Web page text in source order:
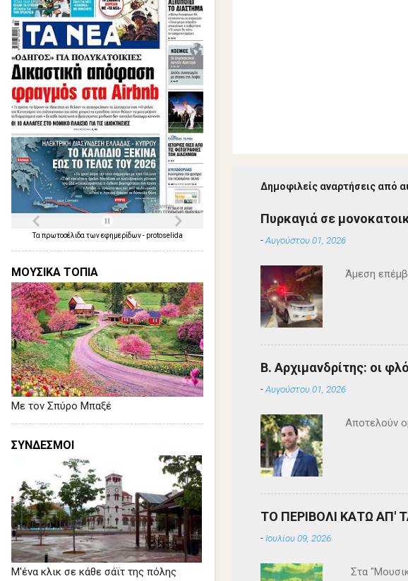
Δημοφιλείς αναρτήσεις από
Πυρκαγιά σε
-Αυγούστου 01, 2026
Άμεση
Β. Αρχιμανδρίτης: οι
-Αυγούστου 01, 2026
Αποτελούν
ΤΟ ΠΕΡΙΒΟΛΙ ΚΑΤΩ ΑΠ'
- Ιουλίου 09, 2026
Στα
Τα πρωτοσέλιδα τωνεφημερίδων- protoselida
ΜΟΥΣΙΚΑ ΤΟΠΙΑ
Με τον Σπύρο Μπαξέ
ΣΥΝΔΕΣΜΟΙ
Μ'ένα κλικ σε κάθε σάϊτ της πόλης